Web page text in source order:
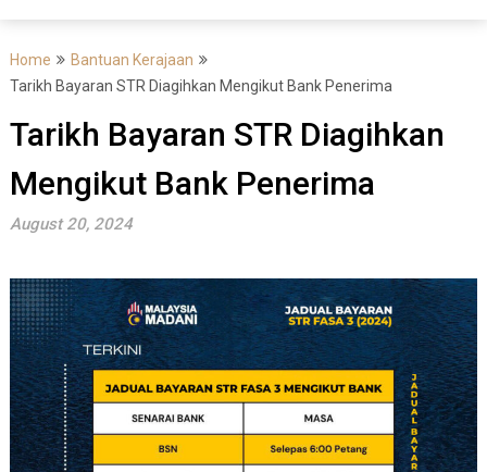
Home
Bantuan Kerajaan
Tarikh Bayaran STR Diagihkan Mengikut Bank Penerima
Tarikh Bayaran STR Diagihkan
Mengikut Bank Penerima
August 20, 2024